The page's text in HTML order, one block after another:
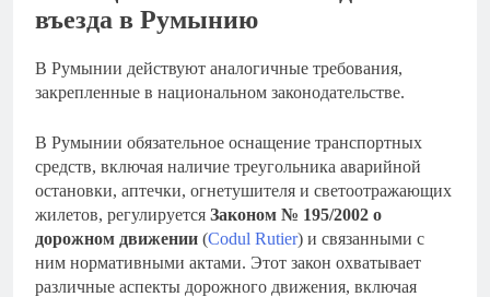
въезда в Румынию
В Румынии действуют аналогичные требования,
закрепленные в национальном законодательстве.
В Румынии обязательное оснащение транспортных
средств, включая наличие треугольника аварийной
остановки, аптечки, огнетушителя и светоотражающих
жилетов, регулируется Законом № 195/2002 о
дорожном движении (Codul Rutier) и связанными с
ним нормативными актами. Этот закон охватывает
различные аспекты дорожного движения, включая